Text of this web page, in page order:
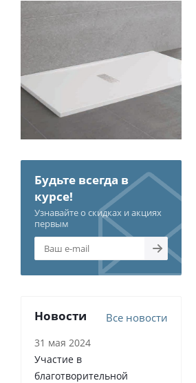
Будьте всегда в
курсе!
Узнавайте о скидках и акциях
первым
Новости Все новости
31 мая 2024
Участие в
благотворительной